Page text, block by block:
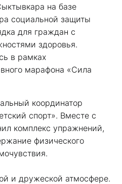
на базе
социальной защиты
для граждан с
здоровья.
в рамках
марафона «Сила
координатор
спорт». Вместе с
комплекс упражнений,
физического
и дружеской атмосфере.